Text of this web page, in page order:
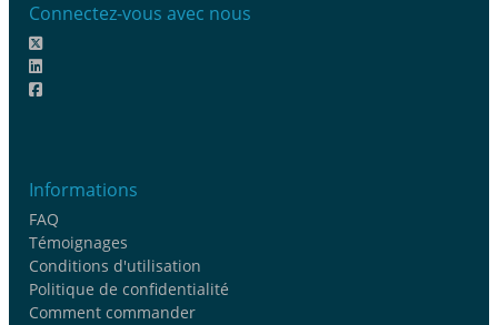
Connectez-vous avec nous
Informations
FAQ
Témoignages
Conditions d'utilisation
Politique de confidentialité
Comment commander